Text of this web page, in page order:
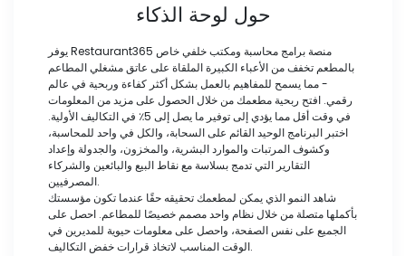
حول لوحة الذكاء
يوفر Restaurant365 منصة برامج محاسبة ومكتب خلفي خاص
بالمطعم تخفف من الأعباء الكبيرة الملقاة على عاتق مشغلي المطاعم
- مما يسمح للمفاهيم بالعمل بشكل أكثر كفاءة وربحية في عالم
رقمي. افتح ربحية مطعمك من خلال الحصول على مزيد من المعلومات
في وقت أقل مما يؤدي إلى توفير ما يصل إلى 5٪ في التكاليف الأولية.
اختبر البرنامج الوحيد القائم على السحابة، والكل في واحد للمحاسبة،
وكشوف المرتبات والموارد البشرية، والمخزون، والجدولة وإعداد
التقارير التي تدمج بسلاسة مع نقاط البيع والبائعين والشركاء
المصرفيين.
شاهد النمو الذي يمكن لمطعمك تحقيقه حقًا عندما تكون مؤسستك
بأكملها متصلة من خلال نظام واحد مصمم خصيصًا للمطاعم. احصل على
الجميع على نفس الصفحة، واحصل على معلومات حيوية للمديرين في
الوقت المناسب لاتخاذ قرارات خفض التكاليف.